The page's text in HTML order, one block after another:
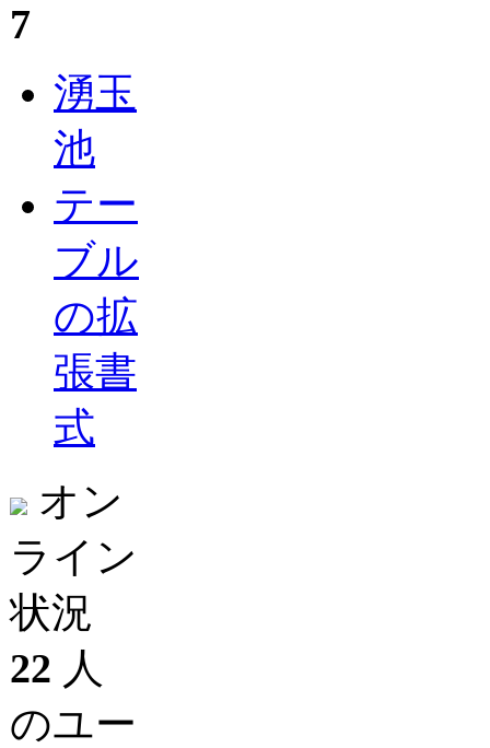
7
湧玉
池
テー
ブル
の拡
張書
式
オン
ライン
状況
22 人
のユー